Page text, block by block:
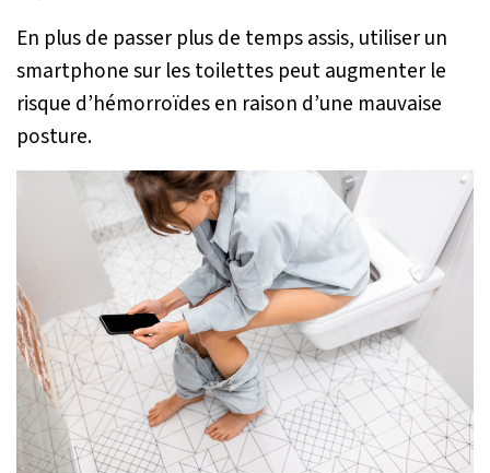
En plus de passer plus de temps assis, utiliser un
smartphone sur les toilettes peut augmenter le
risque d’hémorroïdes en raison d’une mauvaise
posture.